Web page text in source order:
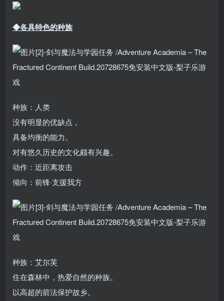
◆各具特色的种族
种族：人类
没有明显的优缺点，
具备均衡的能力。
对有悠久历史的文化颇有兴趣。
动作：近距离攻击
倾向：前锋·支援我方
种族：艾尔芙
住在森林中，热爱自然的种族。
以高超的箭法保护故乡。